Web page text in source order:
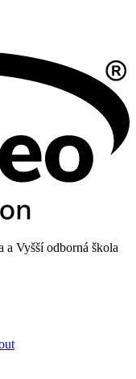
Vyšší odborná škola